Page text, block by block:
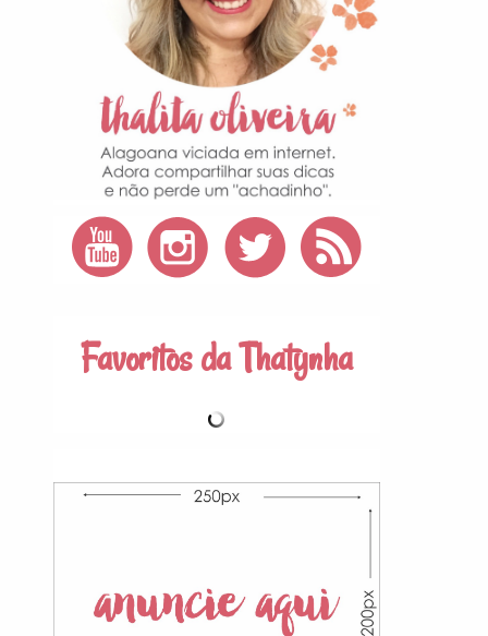
Favoritos da Thatynha